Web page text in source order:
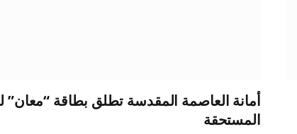
أمانة العاصمة المقدسة تطلق بطاقة “معان”
المستحقة